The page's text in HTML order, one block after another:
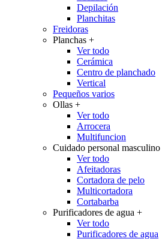
Depilación
Planchitas
Freidoras
Planchas +
Ver todo
Cerámica
Centro de planchado
Vertical
Pequeños varios
Ollas +
Ver todo
Arrocera
Multifuncion
Cuidado personal masculino
Ver todo
Afeitadoras
Cortadora de pelo
Multicortadora
Cortabarba
Purificadores de agua +
Ver todo
Purificadores de agua